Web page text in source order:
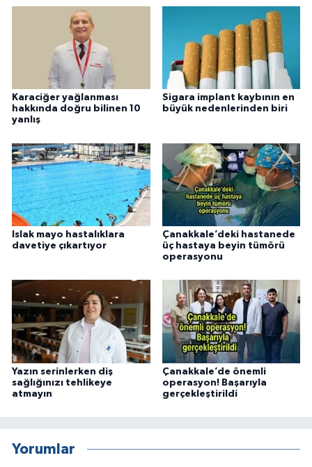
Karaciğer yağlanması
hakkında doğru bilinen 10
yanlış
Sigara implant kaybının en
büyük nedenlerinden biri
Islak mayo hastalıklara
davetiye çıkartıyor
Çanakkale’deki hastanede
üç hastaya beyin tümörü
operasyonu
Yazın serinlerken diş
sağlığınızı tehlikeye
atmayın
Çanakkale’de önemli
operasyon! Başarıyla
gerçekleştirildi
Yorumlar